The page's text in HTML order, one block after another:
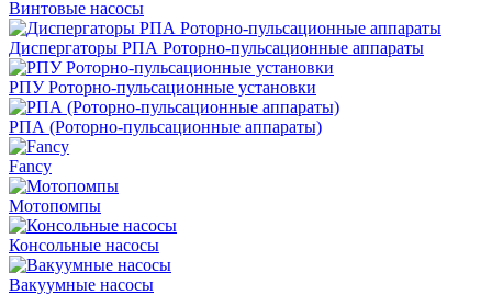
Винтовые насосы
Диспергаторы РПА Роторно-пульсационные аппараты
РПУ Роторно-пульсационные установки
РПА (Роторно-пульсационные аппараты)
Fancy
Мотопомпы
Консольные насосы
Вакуумные насосы